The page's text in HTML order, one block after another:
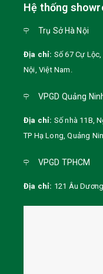
Hệ thống
Trụ Sở Hà Nội
Địa chỉ: Số 67 Cự
Nội Việt Nam
VPGD Quảng
Địa chỉ: Số nhà 11B,
TP Hạ Long, Quảng
VPGD TPHCM
Địa chỉ: 121 Âu